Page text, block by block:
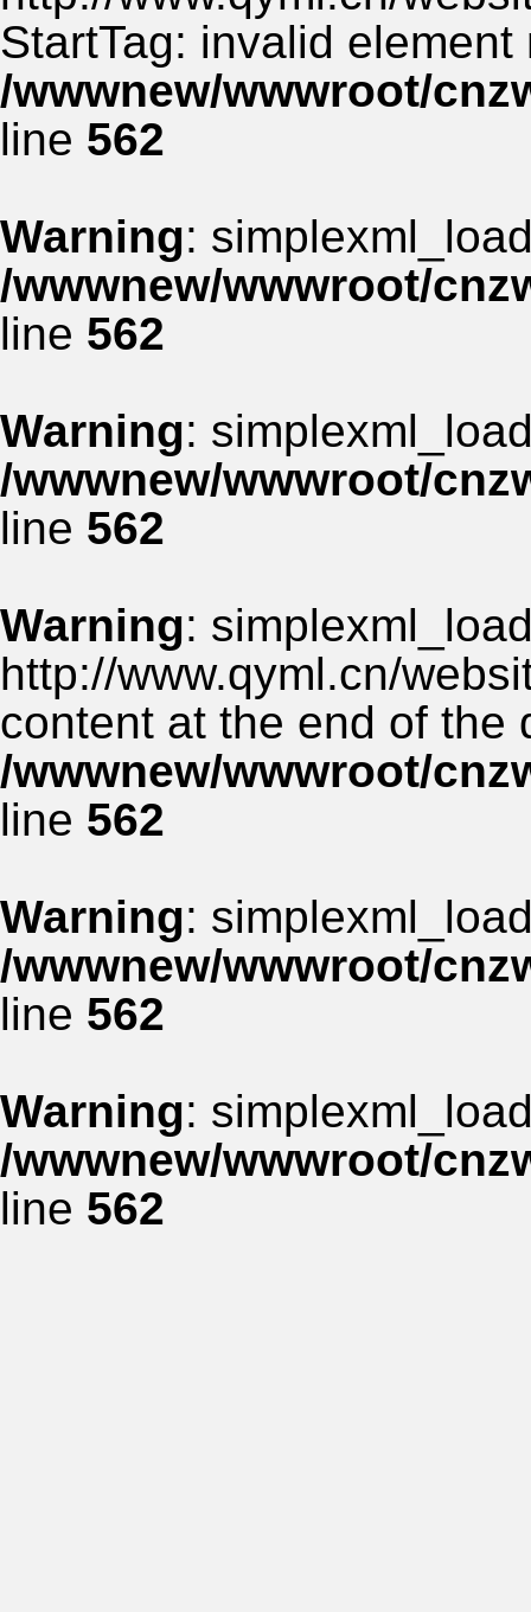
StartTag: invalid element
/wwwnew/wwwroot/
line 562
Warning:
/wwwnew/wwwroot/
line 562
Warning:
/wwwnew/wwwroot/
line 562
Warning:
http://www.qyml.cn/
content at the end of the
/wwwnew/wwwroot/
line 562
Warning:
/wwwnew/wwwroot/
line 562
Warning:
/wwwnew/wwwroot/
line 562